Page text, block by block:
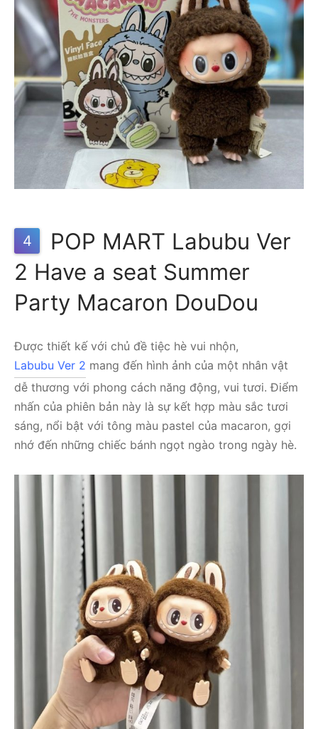
4
POP MART Labubu Ver
2 Have a seat Summer
Party Macaron DouDou
Được thiết kế với chủ đề tiệc hè vui nhộn,
Labubu Ver 2 mang đến hình ảnh của một nhân vật
dễ thương với phong cách năng động, vui tươi. Điểm
nhấn của phiên bản này là sự kết hợp màu sắc tươi
sáng, nổi bật với tông màu pastel của macaron, gợi
nhớ đến những chiếc bánh ngọt ngào trong ngày hè.